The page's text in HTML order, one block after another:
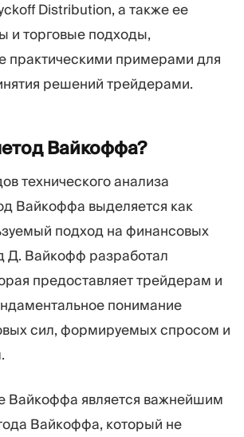
Distribution, а также ее
и торговые подходы,
практическими примерами для
решений трейдерами.
Вайкоффа?
технического анализа
Вайкоффа выделяется как
подход на финансовых
Д. Вайкофф разработал
предоставляет трейдерам и
понимание
сил, формируемых спросом и
Вайкоффа является важнейшим
Вайкоффа, который не